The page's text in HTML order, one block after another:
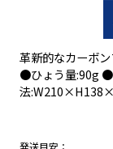
革新的なカーボ
●ひょう量:90g
法
発送目安：